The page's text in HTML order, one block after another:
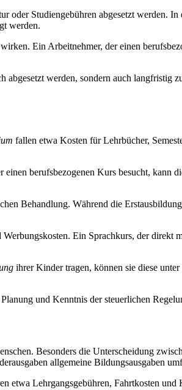
Studiengebühren abgesetzt werden.
werden.
Ein Arbeitnehmer, der einen
werden, sondern auch langfristig
fallen etwa Kosten für Lehrbücher,
berufsbezogenen Kurs besucht, kann
Behandlung. Während die
Ein Sprachkurs, der direkt
ihrer Kinder tragen, können sie diese
und Kenntnis der steuerlichen
Besonders die Unterscheidung
allgemeine Bildungsausgaben
etwa Lehrgangsgebühren, Fahrtkosten